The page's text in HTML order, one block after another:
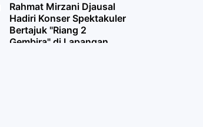
Rahmat Mirzani Djausal
Hadiri Konser Spektakuler
Bertajuk "Riang 2
Gembira" di Lapangan